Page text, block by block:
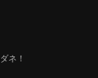
ネ！